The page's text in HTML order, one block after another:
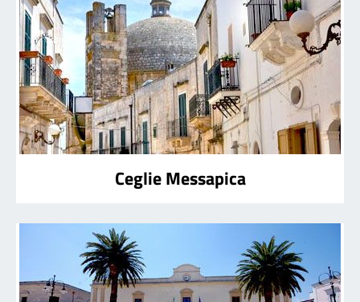
Ceglie Messapica